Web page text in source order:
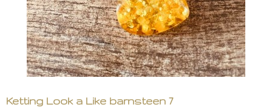
Ketting Look a Like barnsteen 7